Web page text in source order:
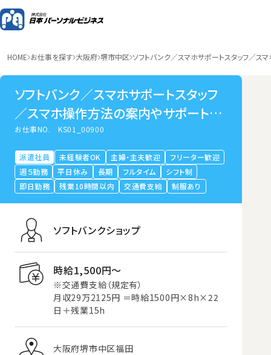
HOME お仕事を探す 大阪府 堺市中区 ソフトバンク／スマホサポートスタッフ／
ソフトバンク／スマホサポートスタッフ
／スマホ操作方法の案内やサポート業
務／未経験OK／完全週休二日制／大
阪府堺市中区
お仕事NO.KS01_00900
派遣社員 未経験者OK 主婦・主夫歓迎
フリーター歓迎
週５勤務
平日休み 長期 フルタイム
シフト制
即日勤務
残業10時間以内 交通費支給 制服あり
ソフトバンクショップ
時給1,500円〜
※交通費支給（規定有）
月収29万2125円 ＝時給1500円×8h×22
日＋残業15h
大阪府堺市中区福田